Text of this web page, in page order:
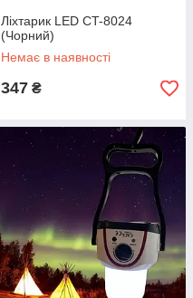
Ліхтарик LED CT-8024
(Чорний)
Немає в наявності
347 ₴